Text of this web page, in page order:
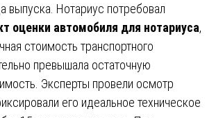
выпуска. Нотариус потребовал
оценки автомобиля для нотариуса,
стоимость транспортного
превышала остаточную
Эксперты провели осмотр
его идеальное техническое